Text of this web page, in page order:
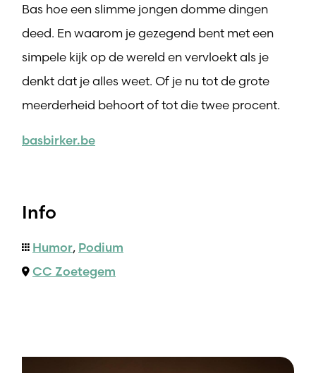
Bas hoe een slimme jongen domme dingen
deed. En waarom je gezegend bent met een
simpele kijk op de wereld en vervloekt als je
denkt dat je alles weet. Of je nu tot de grote
meerderheid behoort of tot die twee procent.
basbirker.be
Info
Humor, Podium
CC Zoetegem